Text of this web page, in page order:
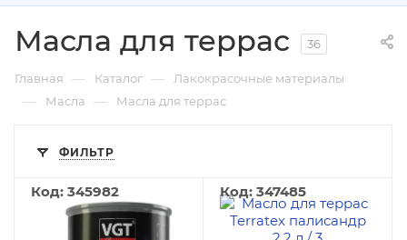
Масла для террас 36
Главная — Каталог — Лакокрасочные материалы
— Масла — Масла для террас
ФИЛЬТР
Код: 345982 Код: 347485